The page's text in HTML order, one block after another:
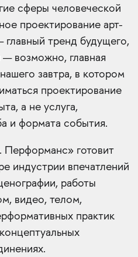
сферы человеческой
проектирование арт-
тренд будущего,
возможно, главная
завтра, в котором
проектирование
а не услуга,
и формата события.
Перформанс» готовит
индустрии впечатлений
работы
видео, телом,
практик